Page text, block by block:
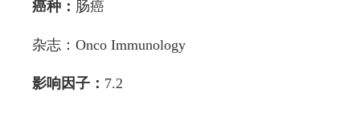
癌种： 肠癌
杂志：Onco Immunology
影响因子： 7.2